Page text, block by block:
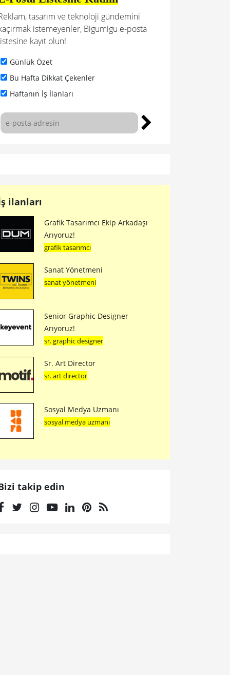
tasarım ve teknoloji gündemini
istemeyenler, Bigumigu e-posta
kayıt olun!
Günlük Özet
Bu Hafta Dikkat Çekenler
Haftanın İş İlanları
ilanları
Grafik Tasarımcı Ekip Arkadaşı
Arıyoruz!
grafik tasarımcı
Sanat Yönetmeni
sanat yönetmeni
Senior Graphic Designer
Arıyoruz!
sr. graphic designer
Sr. Art Director
sr. art director
Sosyal Medya Uzmanı
sosyal medya uzmanı
takip edin